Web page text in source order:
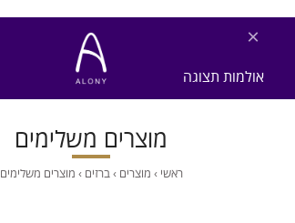
×
אולמות תצוגה
מוצרים משלימים
ראשי › מוצרים › ברזים › מוצרים משלימים